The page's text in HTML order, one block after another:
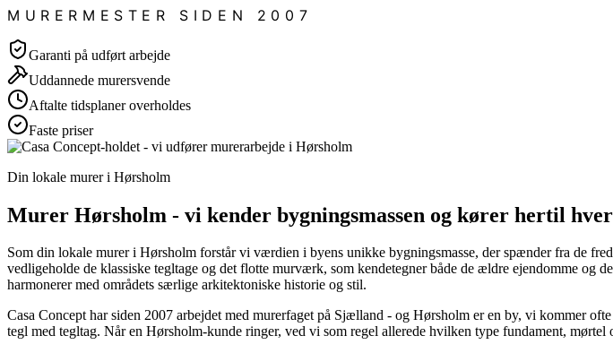
MURERMESTER SIDEN 2007
Garanti på udført arbejde
Uddannede murersvende
Aftalte tidsplaner overholdes
Faste priser
Din lokale murer i Hørsholm
Murer Hørsholm - vi kender bygningsmassen og kører hertil
Som din lokale murer i Hørsholm forstår vi værdien i byens unikke bygningsmasse, der spænder fra de
vedligeholde de klassiske tegltage og det flotte murværk, som kendetegner både de ældre ejendomme
harmonerer med områdets særlige arkitektoniske historie og stil.
Casa Concept har siden 2007 arbejdet med murerfaget på Sjælland - og Hørsholm er en by, vi kommer
tegl med tegltag. Når en Hørsholm-kunde ringer, ved vi som regel allerede hvilken type fundament, mørtel